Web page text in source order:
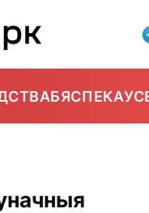
БЯСПЕКА